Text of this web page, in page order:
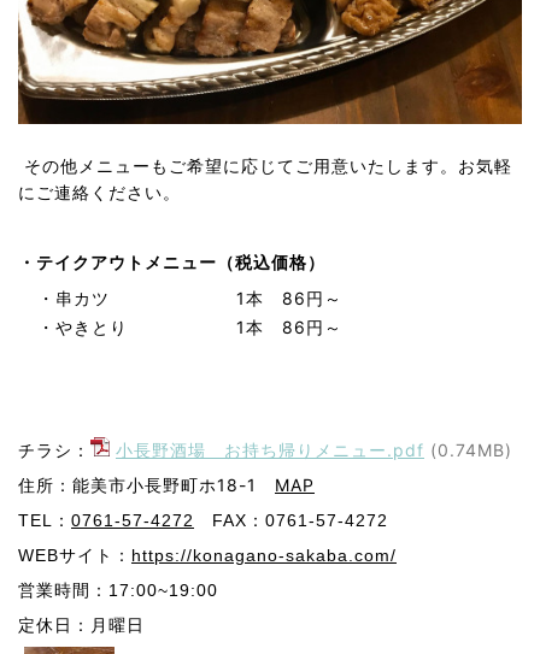
その他メニューもご希望に応じてご用意いたします。お気軽
にご連絡ください。
・テイクアウトメニュー（税込価格）
・串カツ
1本 86円～
・やきとり
1本 86円～
チラシ： 小長野酒場 お持ち帰りメニュー.pdf (0.74MB)
住所：能美市小長野町ホ18-1 MAP
TEL： 0761-57-4272
FAX：0761-57-4272
WEBサイト： https://konagano-sakaba.com/
営業時間：17:00~19:00
定休日：月曜日